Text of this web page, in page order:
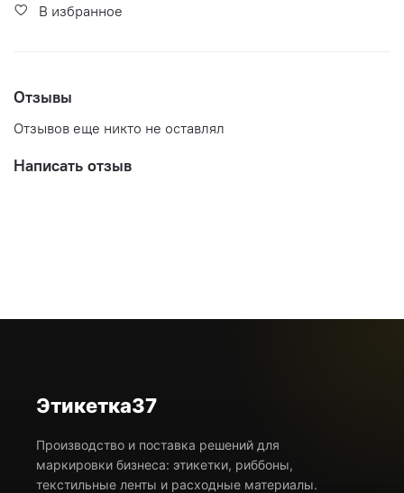
В избранное
Отзывы
Отзывов еще никто не оставлял
Написать отзыв
Этикетка37
Производство и поставка решений для
маркировки бизнеса: этикетки, риббоны,
текстильные ленты и расходные материалы.